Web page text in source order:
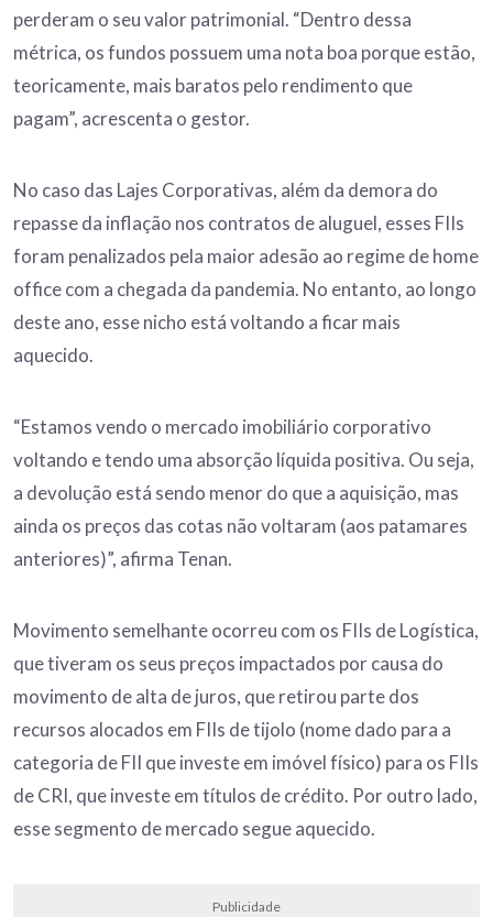
perderam o seu valor patrimonial. “Dentro dessa
métrica, os fundos possuem uma nota boa porque estão,
teoricamente, mais baratos pelo rendimento que
pagam”, acrescenta o gestor.
No caso das Lajes Corporativas, além da demora do
repasse da inflação nos contratos de aluguel, esses FIIs
foram penalizados pela maior adesão ao regime de home
office com a chegada da pandemia. No entanto, ao longo
deste ano, esse nicho está voltando a ficar mais
aquecido.
“Estamos vendo o mercado imobiliário corporativo
voltando e tendo uma absorção líquida positiva. Ou seja,
a devolução está sendo menor do que a aquisição, mas
ainda os preços das cotas não voltaram (aos patamares
anteriores)”, afirma Tenan.
Movimento semelhante ocorreu com os FIIs de Logística,
que tiveram os seus preços impactados por causa do
movimento de alta de juros, que retirou parte dos
recursos alocados em FIIs de tijolo (nome dado para a
categoria de FII que investe em imóvel físico) para os FIIs
de CRI, que investe em títulos de crédito. Por outro lado,
esse segmento de mercado segue aquecido.
Publicidade